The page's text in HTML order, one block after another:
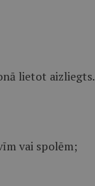
lietot aizliegts.
vai spolēm;